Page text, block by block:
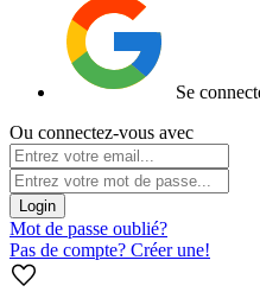
Se
Ou connectez-vous avec
Login
Mot de passe oublié?
Pas de compte? Créer une!